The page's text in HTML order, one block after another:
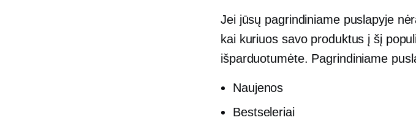
Jei jūsų pagrindiniame puslapyje
kai kuriuos savo produktus į šį
išparduotumėte. Pagrindiniame
Naujenos
Bestseleriai